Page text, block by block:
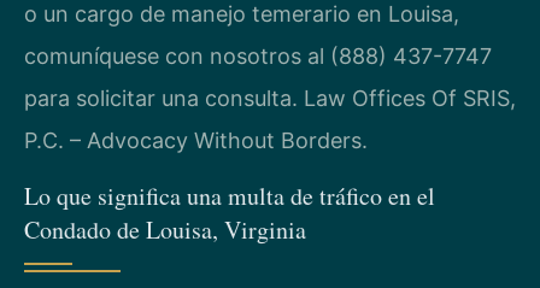
o un cargo de manejo temerario en Louisa,
comuníquese con nosotros al (888) 437-7747
para solicitar una consulta. Law Offices Of SRIS,
P.C. – Advocacy Without Borders.
Lo que significa una multa de tráfico en el
Condado de Louisa, Virginia